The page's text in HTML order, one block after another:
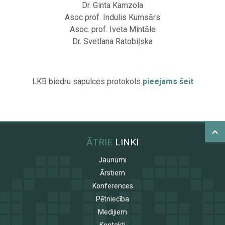
Dr. Ginta Kamzola
Asoc prof. Indulis Kumsārs
Asoc. prof. Iveta Mintāle
Dr. Svetlana Ratobiļska
LKB biedru sapulces protokols pieejams šeit
ĀTRIE LINKI
Jaunumi
Ārstiem
Konferences
Pētniecība
Medijiem